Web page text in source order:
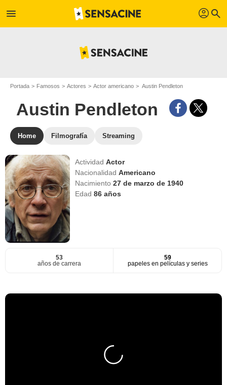
menu profil search
Portada Famosos Actores Actor americano Austin Pendleton
Austin Pendleton
Home Filmografía Streaming
ActividadActor
NacionalidadAmericano
Nacimiento27 de marzo de 1940
Edad86 años
53
años de carrera
59
papeles en películas y series